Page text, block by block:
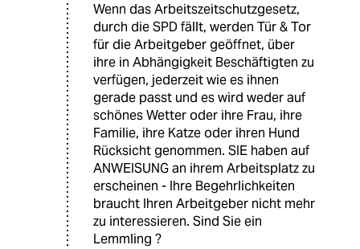
Wenn das Arbeitszeitschutzgesetz,
durch die SPD fällt, werden Tür & Tor
für die Arbeitgeber geöffnet, über
ihre in Abhängigkeit Beschäftigten zu
verfügen, jederzeit wie es ihnen
gerade passt und es wird weder auf
schönes Wetter oder ihre Frau, ihre
Familie, ihre Katze oder ihren Hund
Rücksicht genommen. SIE haben auf
ANWEISUNG an ihrem Arbeitsplatz zu
erscheinen - Ihre Begehrlichkeiten
braucht Ihren Arbeitgeber nicht mehr
zu interessieren. Sind Sie ein
Lemmling ?